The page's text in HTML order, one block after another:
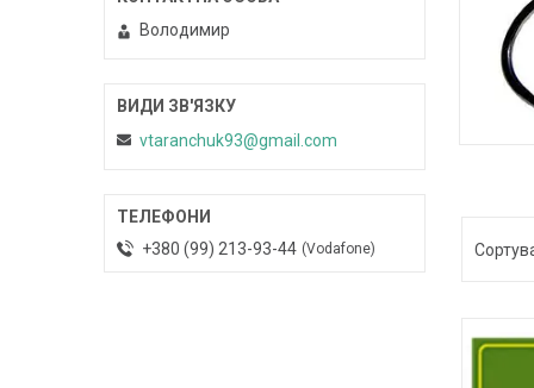
Володимир
vtaranchuk93@gmail.com
+380 (99) 213-93-44 Vodafone